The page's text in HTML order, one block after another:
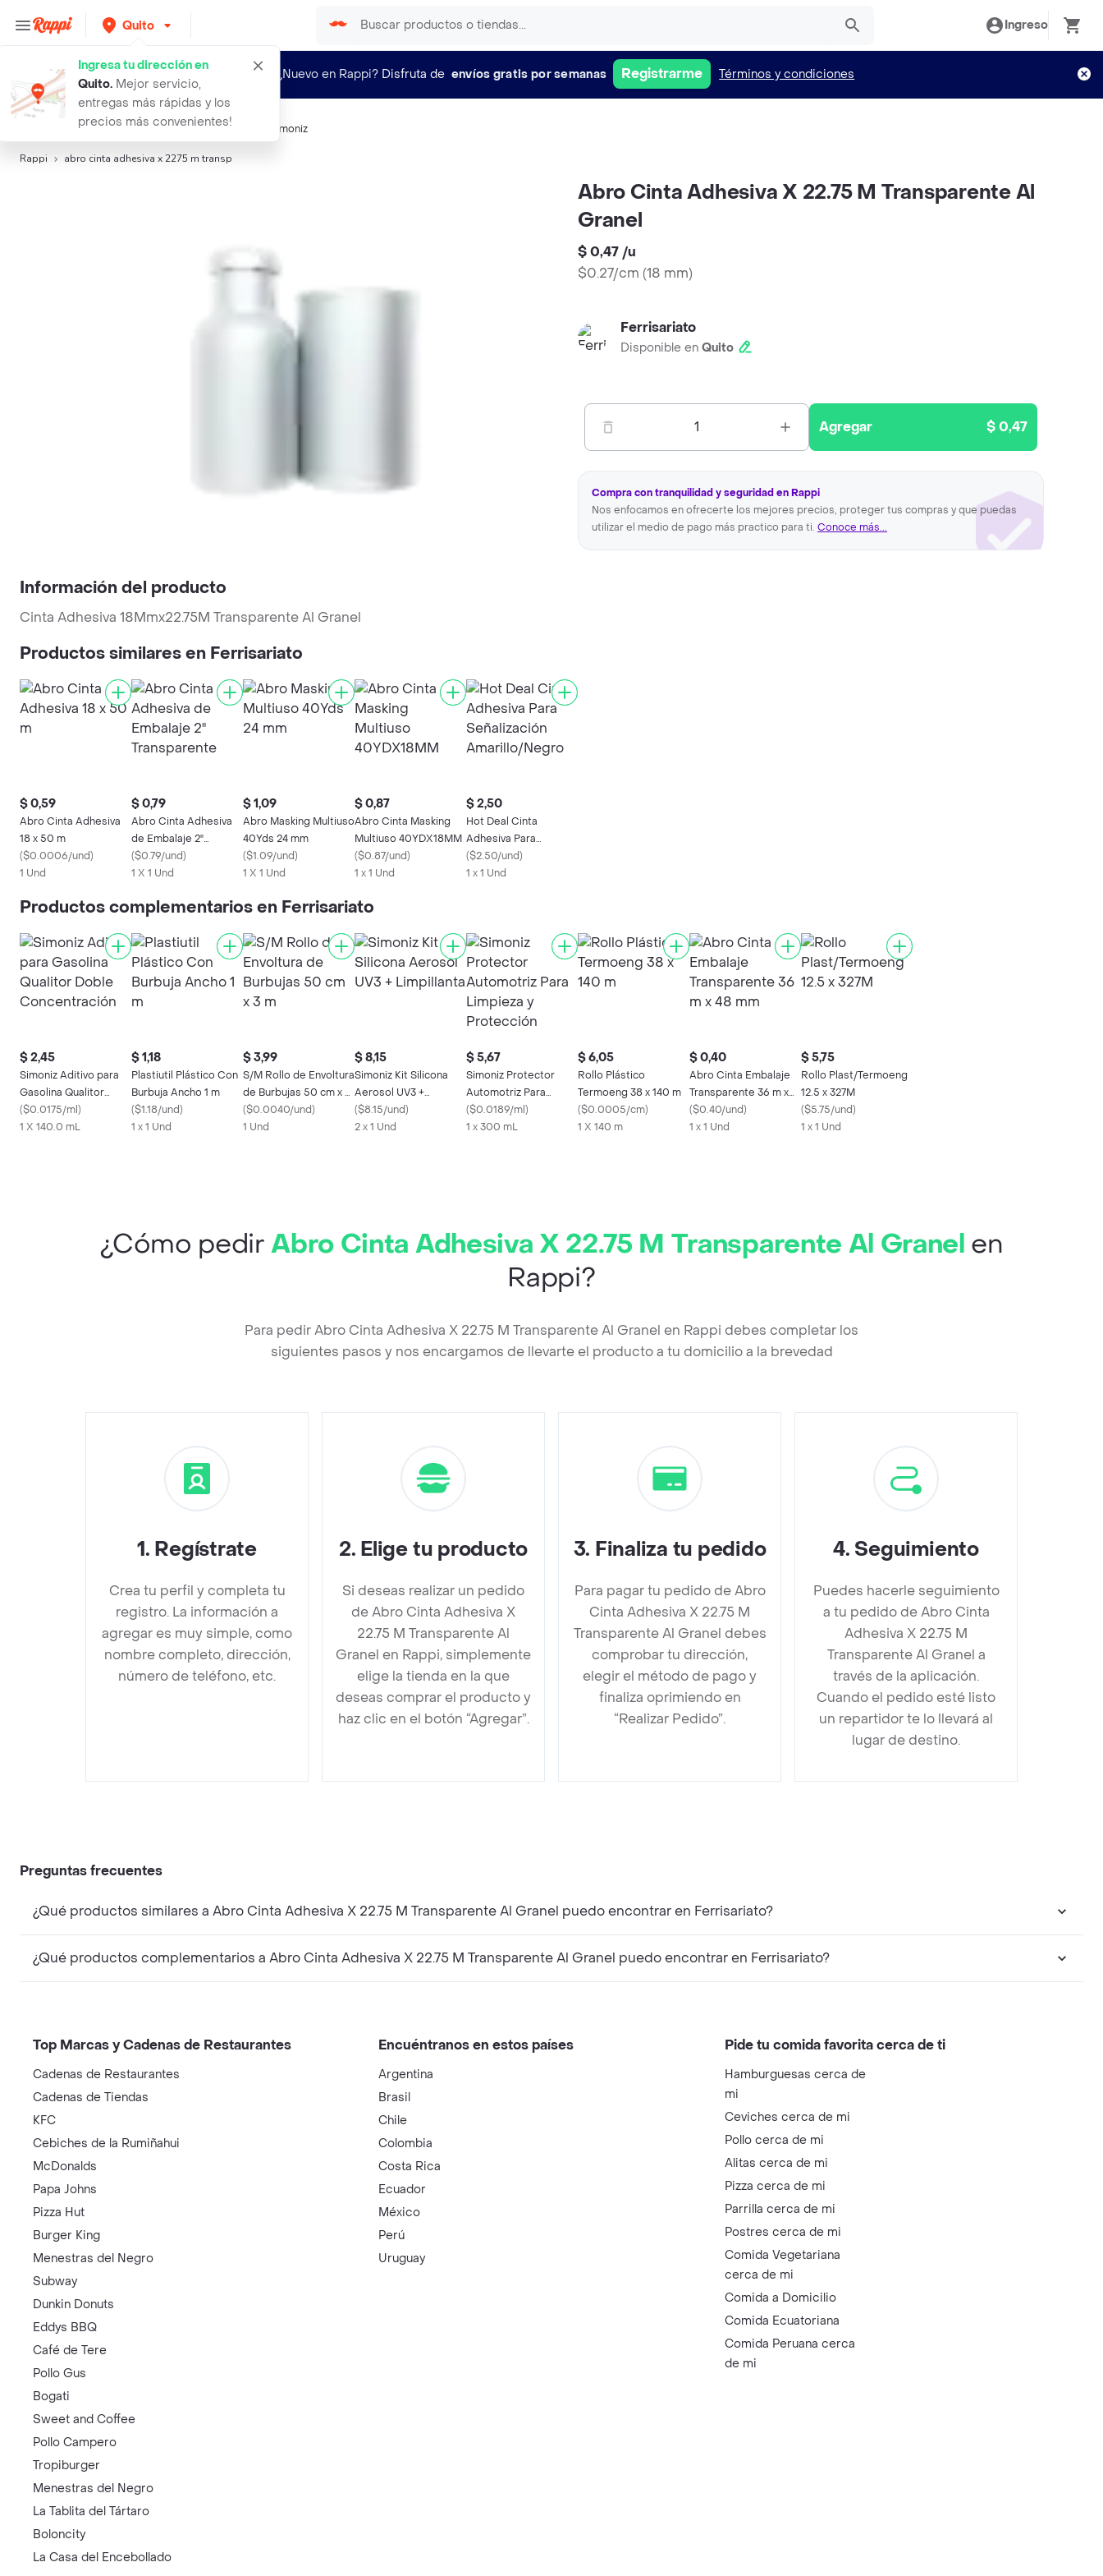
Quito
Ingresa tu dirección en
Quito. Mejor servicio,
entregas más rápidas y los
precios más convenientes!
Ingreso
¿Nuevo en Rappi? Disfruta de envíos gratis por semanas Registrarme Términos y condiciones
Búsquedas relacionadas: Pegantes y Cintas Simoniz
Rappi abro cinta adhesiva x 2275 m transp
Abro Cinta Adhesiva X 22.75 M Transparente Al
Granel
$ 0,47 /u
$0.27/cm (18 mm)
Ferrisariato
Disponible en Quito
1 Agregar $ 0,47
Compra con tranquilidad y seguridad en Rappi
Nos enfocamos en ofrecerte los mejores precios, proteger tus compras y que puedas
utilizar el medio de pago más practico para ti. Conoce más...
Información del producto
Cinta Adhesiva 18Mmx22.75M Transparente Al Granel
Productos similares en Ferrisariato
$ 0,59
Abro Cinta Adhesiva
18 x 50 m
($0.0006/und)
1 Und
$ 0,79
Abro Cinta Adhesiva
de Embalaje 2"
Transparente
($0.79/und)
1 X 1 Und
$ 1,09
Abro Masking Multiuso
40Yds 24 mm
($1.09/und)
1 X 1 Und
$ 0,87
Abro Cinta Masking
Multiuso 40YDX18MM
($0.87/und)
1 x 1 Und
$ 2,50
Hot Deal Cinta
Adhesiva Para
Señalización
Amarillo/Negro
($2.50/und)
1 x 1 Und
Productos complementarios en Ferrisariato
$ 2,45
Simoniz Aditivo para
Gasolina Qualitor
Doble Concentración
($0.0175/ml)
1 X 140.0 mL
$ 1,18
Plastiutil Plástico Con
Burbuja Ancho 1 m
($1.18/und)
1 x 1 Und
$ 3,99
S/M Rollo de Envoltura
de Burbujas 50 cm x 3
m
($0.0040/und)
1 Und
$ 8,15
Simoniz Kit Silicona
Aerosol UV3 +
Limpillanta
($8.15/und)
2 x 1 Und
$ 5,67
Simoniz Protector
Automotriz Para
Limpieza y Protección
($0.0189/ml)
1 x 300 mL
$ 6,05
Rollo Plástico
Termoeng 38 x 140 m
($0.0005/cm)
1 X 140 m
$ 0,40
Abro Cinta Embalaje
Transparente 36 m x
48 mm
($0.40/und)
1 x 1 Und
$ 5,75
Rollo Plast/Termoeng
12.5 x 327M
($5.75/und)
1 x 1 Und
¿Cómo pedirAbro Cinta Adhesiva X 22.75 M Transparente Al Granel en
Rappi?
Para pedir Abro Cinta Adhesiva X 22.75 M Transparente Al Granel en Rappi debes completar los
siguientes pasos y nos encargamos de llevarte el producto a tu domicilio a la brevedad
1. Regístrate
Crea tu perfil y completa tu
registro. La información a
agregar es muy simple, como
nombre completo, dirección,
número de teléfono, etc.
2. Elige tu producto
Si deseas realizar un pedido
de Abro Cinta Adhesiva X
22.75 M Transparente Al
Granel en Rappi, simplemente
elige la tienda en la que
deseas comprar el producto y
haz clic en el botón “Agregar”.
3. Finaliza tu pedido
Para pagar tu pedido de Abro
Cinta Adhesiva X 22.75 M
Transparente Al Granel debes
comprobar tu dirección,
elegir el método de pago y
finaliza oprimiendo en
“Realizar Pedido”.
4. Seguimiento
Puedes hacerle seguimiento
a tu pedido de Abro Cinta
Adhesiva X 22.75 M
Transparente Al Granel a
través de la aplicación.
Cuando el pedido esté listo
un repartidor te lo llevará al
lugar de destino.
Preguntas frecuentes
¿Qué productos similares a Abro Cinta Adhesiva X 22.75 M Transparente Al Granel puedo encontrar en Ferrisariato?
¿Qué productos complementarios a Abro Cinta Adhesiva X 22.75 M Transparente Al Granel puedo encontrar en Ferrisariato?
Top Marcas y Cadenas de Restaurantes
Cadenas de Restaurantes
Cadenas de Tiendas
KFC
Cebiches de la Rumiñahui
McDonalds
Papa Johns
Pizza Hut
Burger King
Menestras del Negro
Subway
Dunkin Donuts
Eddys BBQ
Café de Tere
Pollo Gus
Bogati
Sweet and Coffee
Pollo Campero
Tropiburger
Menestras del Negro
La Tablita del Tártaro
Boloncity
La Casa del Encebollado
Encuéntranos en estos países
Argentina
Brasil
Chile
Colombia
Costa Rica
Ecuador
México
Perú
Uruguay
Pide tu comida favorita cerca de ti
Hamburguesas cerca de
mi
Ceviches cerca de mi
Pollo cerca de mi
Alitas cerca de mi
Pizza cerca de mi
Parrilla cerca de mi
Postres cerca de mi
Comida Vegetariana
cerca de mi
Comida a Domicilio
Comida Ecuatoriana
Comida Peruana cerca
de mi